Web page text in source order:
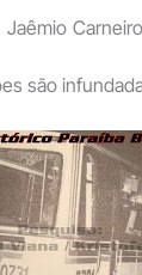
são